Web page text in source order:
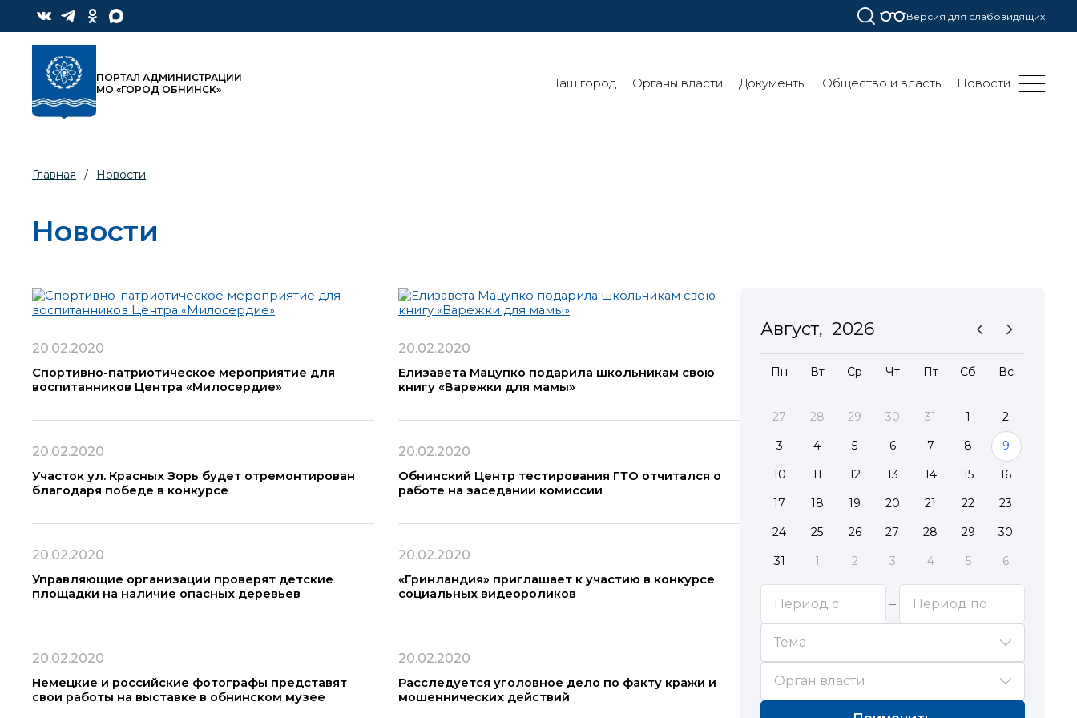
Версия для слабовидящих
ПОРТАЛ АДМИНИСТРАЦИИ
МО «ГОРОД ОБНИНСК»
Наш город Органы власти Документы Общество и власть Новости
Главная / Новости
Новости
20.02.2020
Спортивно-патриотическое мероприятие для
воспитанников Центра «Милосердие»
20.02.2020
Елизавета Мацупко подарила школьникам свою
книгу «Варежки для мамы»
20.02.2020
Участок ул. Красных Зорь будет отремонтирован
благодаря победе в конкурсе
20.02.2020
Обнинский Центр тестирования ГТО отчитался о
работе на заседании комиссии
20.02.2020
Управляющие организации проверят детские
площадки на наличие опасных деревьев
20.02.2020
«Гринландия» приглашает к участию в конкурсе
социальных видеороликов
20.02.2020
Немецкие и российские фотографы представят
свои работы на выставке в обнинском музее
20.02.2020
Расследуется уголовное дело по факту кражи и
мошеннических действий
Август, 2026
Пн Вт Ср Чт Пт Сб Вс
27 28 29 30 31 1
2
3
4 5 6 7 8
9
10
11 12 13 14 15
16
17
18 19 20 21 22
23
24
25 26 27 28 29
30
31
1 2 3 4 5 6
Тема
Орган власти